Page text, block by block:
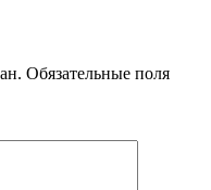
Обязательные поля